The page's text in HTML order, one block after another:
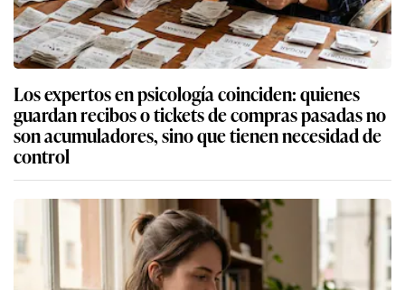
Los expertos en psicología coinciden: quienes
guardan recibos o tickets de compras pasadas no
son acumuladores, sino que tienen necesidad de
control